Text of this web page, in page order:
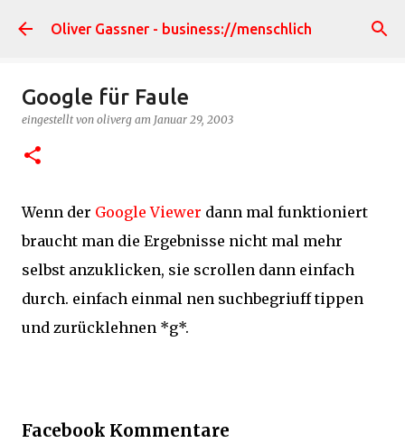
Direkt zum Hauptbereich
Oliver Gassner - business://menschlich
Google für Faule
eingestellt von oliverg am Januar 29, 2003
Wenn der Google Viewer dann mal funktioniert
braucht man die Ergebnisse nicht mal mehr
selbst anzuklicken, sie scrollen dann einfach
durch. einfach einmal nen suchbegriuff tippen
und zurücklehnen *g*.
Facebook Kommentare